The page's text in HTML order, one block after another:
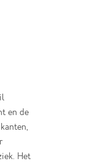
en de
Het